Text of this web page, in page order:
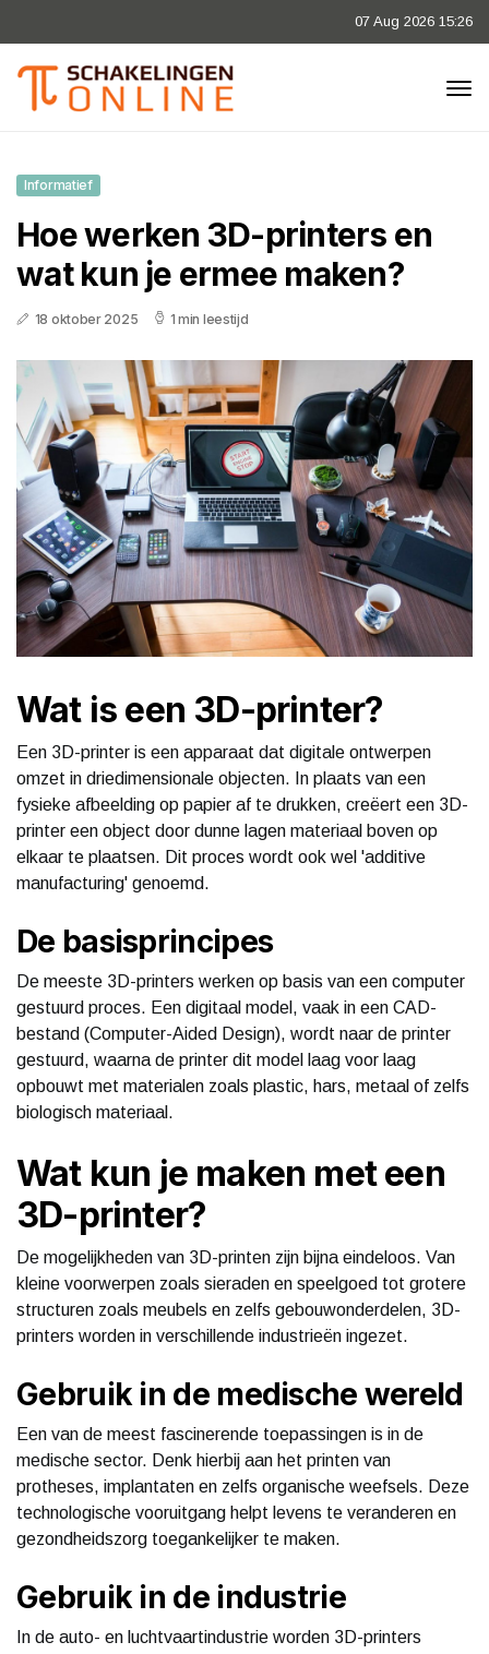
07 Aug 2026 15:26
Informatief
Hoe werken 3D-printers en
wat kun je ermee maken?
18 oktober 2025 1 min leestijd
Wat is een 3D-printer?
Een 3D-printer is een apparaat dat digitale ontwerpen
omzet in driedimensionale objecten. In plaats van een
fysieke afbeelding op papier af te drukken, creëert een 3D-
printer een object door dunne lagen materiaal boven op
elkaar te plaatsen. Dit proces wordt ook wel 'additive
manufacturing' genoemd.
De basisprincipes
De meeste 3D-printers werken op basis van een computer
gestuurd proces. Een digitaal model, vaak in een CAD-
bestand (Computer-Aided Design), wordt naar de printer
gestuurd, waarna de printer dit model laag voor laag
opbouwt met materialen zoals plastic, hars, metaal of zelfs
biologisch materiaal.
Wat kun je maken met een
3D-printer?
De mogelijkheden van 3D-printen zijn bijna eindeloos. Van
kleine voorwerpen zoals sieraden en speelgoed tot grotere
structuren zoals meubels en zelfs gebouwonderdelen, 3D-
printers worden in verschillende industrieën ingezet.
Gebruik in de medische wereld
Een van de meest fascinerende toepassingen is in de
medische sector. Denk hierbij aan het printen van
protheses, implantaten en zelfs organische weefsels. Deze
technologische vooruitgang helpt levens te veranderen en
gezondheidszorg toegankelijker te maken.
Gebruik in de industrie
In de auto- en luchtvaartindustrie worden 3D-printers